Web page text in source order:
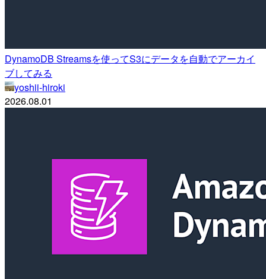
DynamoDB Streamsを使ってS3にデータを自動でアーカイ
ブしてみる
yoshii-hiroki
2026.08.01